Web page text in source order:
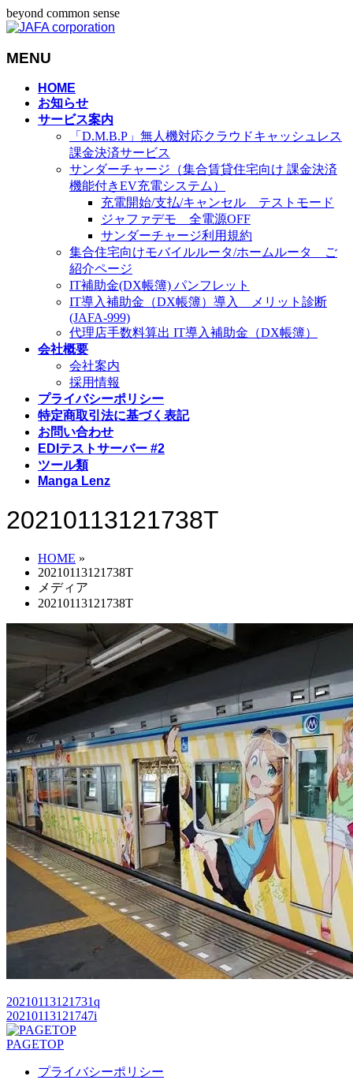
beyond common sense
MENU
HOME
お知らせ
サービス案内
「D.M.B.P」無人機対応クラウドキャッシュレス
課金決済サービス
サンダーチャージ（集合賃貸住宅向け 課金決済
機能付きEV充電システム）
充電開始/支払/キャンセル テストモード
ジャファデモ 全電源OFF
サンダーチャージ利用規約
集合住宅向けモバイルルータ/ホームルータ ご
紹介ページ
IT補助金(DX帳簿) パンフレット
IT導入補助金（DX帳簿）導入 メリット診断
(JAFA-999)
代理店手数料算出 IT導入補助金（DX帳簿）
会社概要
会社案内
採用情報
プライバシーポリシー
特定商取引法に基づく表記
お問い合わせ
EDIテストサーバー #2
ツール類
Manga Lenz
20210113121738T
HOME »
20210113121738T
メディア
20210113121738T
20210113121731q
20210113121747i
PAGETOP
プライバシーポリシー